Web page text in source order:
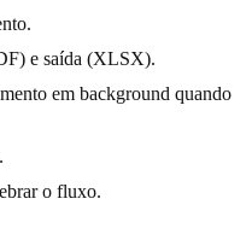
e saída (XLSX).
em background quando
o fluxo.